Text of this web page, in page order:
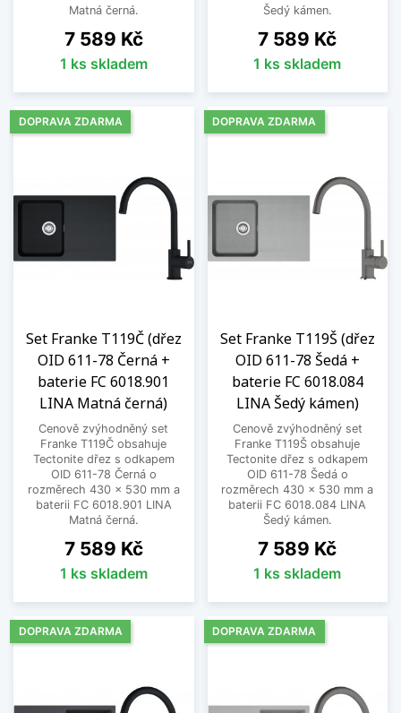
Matná černá.
Cena
7 589 Kč
1 ks skladem
Šedý kámen.
Cena
7 589 Kč
1 ks skladem
Set Franke T119Č (dřez
OID 611-78 Černá +
baterie FC 6018.901
LINA Matná černá)
Cenově zvýhodněný set
Franke T119Č obsahuje
Tectonite dřez s odkapem
OID 611-78 Černá o
rozměrech 430 x 530 mm a
baterii FC 6018.901 LINA
Matná černá.
Cena
7 589 Kč
1 ks skladem
DOPRAVA ZDARMA
Set Franke T119Š (dřez
OID 611-78 Šedá +
baterie FC 6018.084
LINA Šedý kámen)
Cenově zvýhodněný set
Franke T119Š obsahuje
Tectonite dřez s odkapem
OID 611-78 Šedá o
rozměrech 430 x 530 mm a
baterii FC 6018.084 LINA
Šedý kámen.
Cena
7 589 Kč
1 ks skladem
DOPRAVA ZDARMA
DOPRAVA ZDARMA DOPRAVA ZDARMA